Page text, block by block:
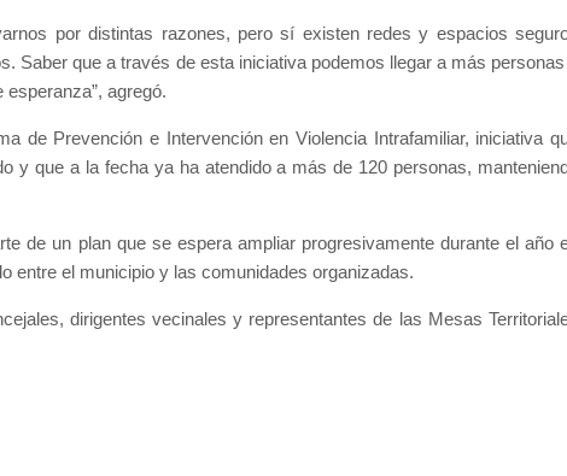
por distintas razones, pero sí existen redes y espacios
Saber que a través de esta iniciativa podemos llegar a más
agregó.
de Prevención e Intervención en Violencia Intrafamiliar, iniciativa
y que a la fecha ya ha atendido a más de 120 personas,
de un plan que se espera ampliar progresivamente durante el año
entre el municipio y las comunidades organizadas.
dirigentes vecinales y representantes de las Mesas